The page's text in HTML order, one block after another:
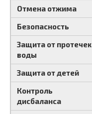
Отмена отжима
Безопасность
Защита от протечек
воды
Защита от детей
Контроль
дисбаланса